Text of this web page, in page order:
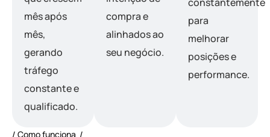
mês após
mês,
gerando
tráfego
constante e
qualificado.
compra e
alinhados ao
seu negócio.
para
melhorar
posições e
performance.
Como funciona